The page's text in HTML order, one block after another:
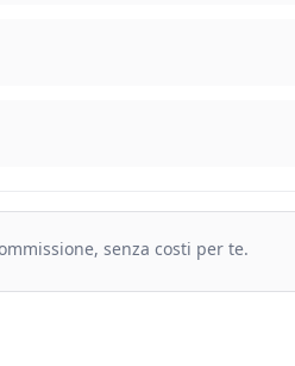
senza costi per te.